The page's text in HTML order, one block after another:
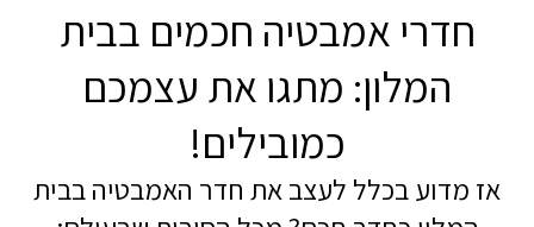
חדרי אמבטיה חכמים בבית
המלון: מתגו את עצמכם
כמובילים!
אז מדוע בכלל לעצב את חדר האמבטיה בבית